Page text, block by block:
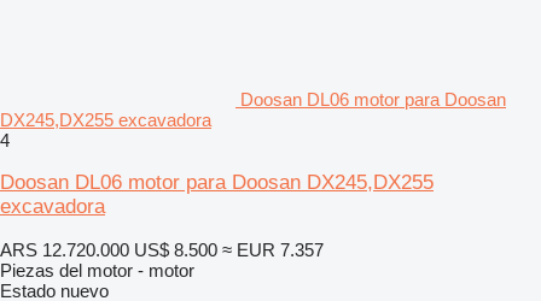
Doosan DL06 motor para Doosan
DX245,DX255 excavadora
4
Doosan DL06 motor para Doosan DX245,DX255
excavadora
ARS 12.720.000 US$ 8.500 ≈ EUR 7.357
Piezas del motor - motor
Estado nuevo